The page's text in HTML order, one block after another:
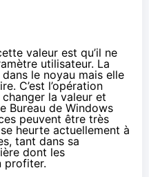
valeur est qu’il ne
utilisateur. La
le noyau mais elle
C’est l’opération
la valeur et
Bureau de Windows
peuvent être très
heurte actuellement à
tant dans sa
dont les
profiter.